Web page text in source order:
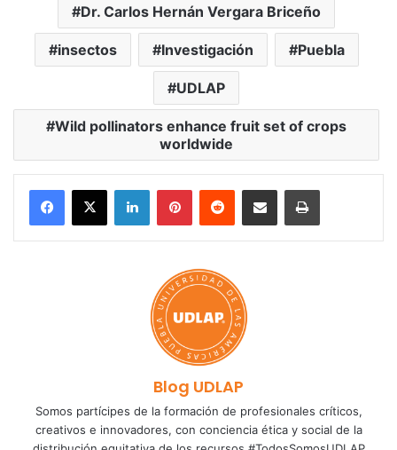
Dr. Carlos Hernán Vergara Briceño
insectos Investigación Puebla
UDLAP
Wild pollinators enhance fruit set of crops
worldwide
LinkedInPinterestReddit Share via Email Print
Blog UDLAP
Somos partícipes de la formación de profesionales críticos,
creativos e innovadores, con conciencia ética y social de la